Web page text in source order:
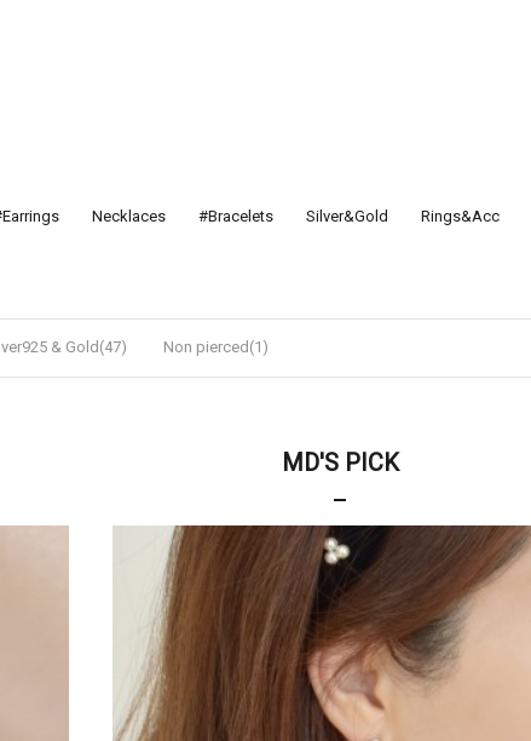
Necklaces #Bracelets Silver&Gold Rings&Acc
& Gold(47) Non pierced(1)
MD'S PICK